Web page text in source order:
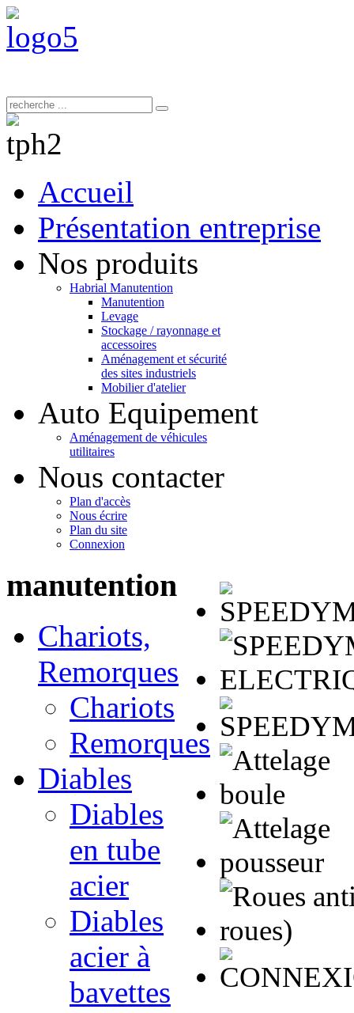
Accueil
Présentation entreprise
Nos produits
Habrial Manutention
Manutention
Levage
Stockage / rayonnage et
accessoires
Aménagement et sécurité
des sites industriels
Mobilier d'atelier
Auto Equipement
Aménagement de véhicules
utilitaires
Nous contacter
Plan d'accès
Nous écrire
Plan du site
Connexion
manutention
Chariots,
Remorques
Chariots
Remorques
Diables
Diables
en tube
acier
Diables
acier à
bavettes